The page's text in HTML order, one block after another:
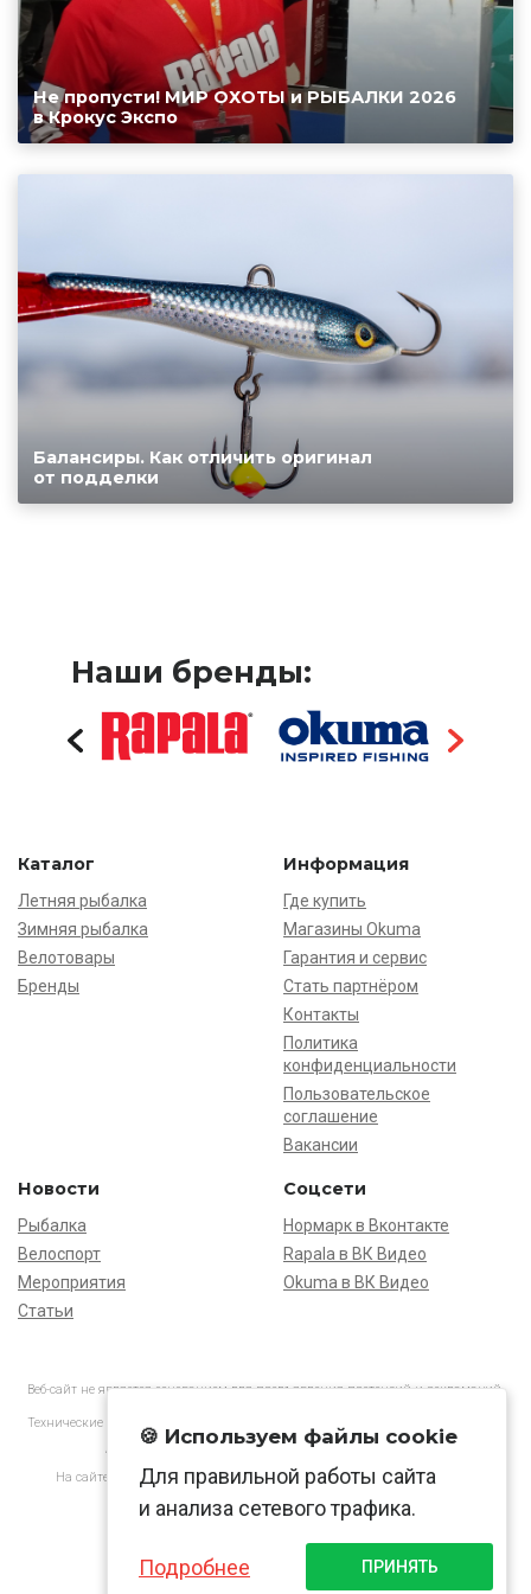
Не пропусти! МИР ОХОТЫ и РЫБАЛКИ 2026
в Крокус Экспо
Балансиры. Как отличить оригинал
от подделки
Наши бренды:
Каталог
Летняя рыбалка
Зимняя рыбалка
Велотовары
Бренды
Информация
Где купить
Магазины Okuma
Гарантия и сервис
Стать партнёром
Контакты
Политика
конфиденциальности
Пользовательское
соглашение
Вакансии
Новости
Рыбалка
Велоспорт
Мероприятия
Статьи
Соцсети
Нормарк в Вконтакте
Rapala в ВК Видео
Okuma в ВК Видео
Веб-сайт не является основанием для предъявления претензий и рекламаций,
Технические характеристики товаров могут отличаться от указанных на сайте.
АО «Нормарк» ИНН 7728172512 ОГРН 1037739603505
На сайте применяютсярекомендательные технологиив соответствии
🍪 Используем файлы cookie
Для правильной работы сайта
и анализа сетевого трафика.
Подробнее ПРИНЯТЬ